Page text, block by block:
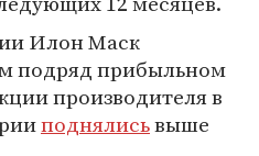
Илон Маск
подряд прибыльном
производителя в
поднялисьвыше